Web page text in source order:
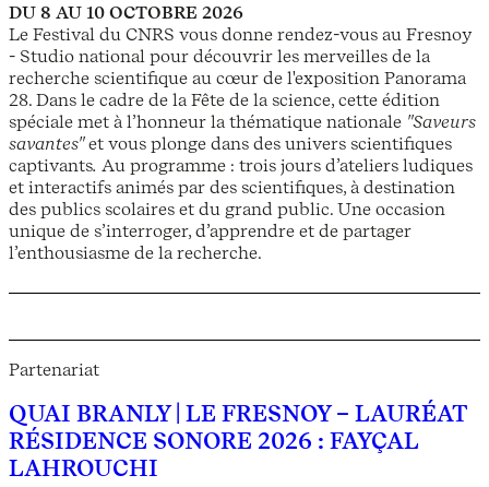
DU 8 AU 10 OCTOBRE 2026
Le Festival du CNRS vous donne rendez-vous au Fresnoy
- Studio national pour découvrir les merveilles de la
recherche scientifique au cœur de l'exposition Panorama
28. Dans le cadre de la Fête de la science, cette édition
spéciale met à l’honneur la thématique nationale "Saveurs
savantes"et vous plonge dans des univers scientifiques
captivants. Au programme : trois jours d’ateliers ludiques
et interactifs animés par des scientifiques, à destination
des publics scolaires et du grand public. Une occasion
unique de s’interroger, d’apprendre et de partager
l’enthousiasme de la recherche.
Partenariat
QUAI BRANLY | LE FRESNOY – LAURÉAT
RÉSIDENCE SONORE 2026 : FAYÇAL
LAHROUCHI